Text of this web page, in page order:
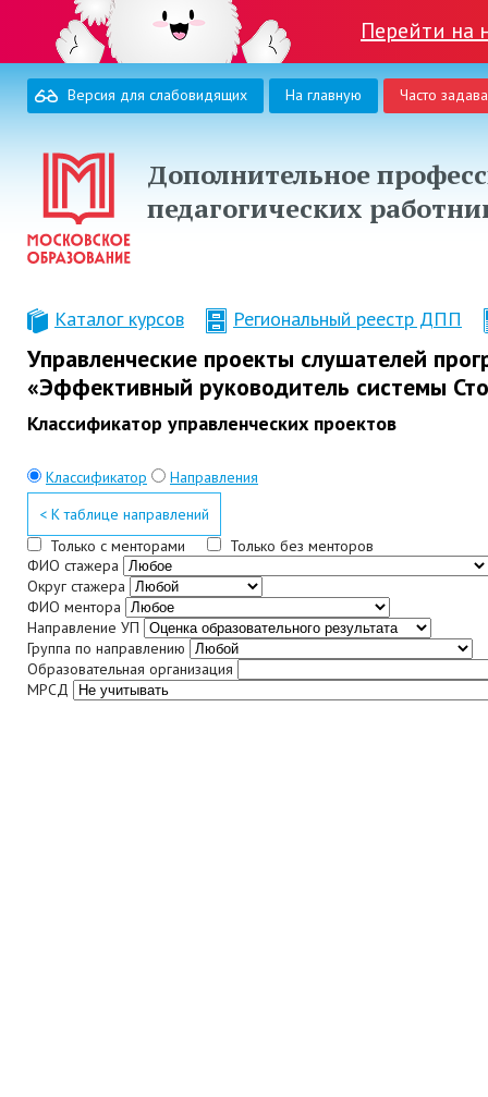
Перейти на
Версия для слабовидящих На главную Часто
Дополнительное
педагогических
Каталог курсов Региональный реестр ДПП
Управленческие проекты слушателей
«Эффективный руководитель системы
Классификатор управленческих проектов
Классификатор
Направления
< К таблице направлений
Только с менторами
Только без менторов
ФИО стажера
Округ стажера
ФИО ментора
Направление УП
Группа по направлению
Образовательная организация
МРСД